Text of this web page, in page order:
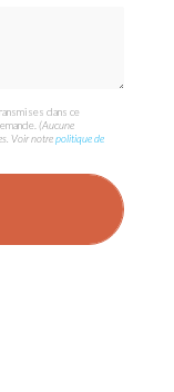
dans ce
(Aucune
Voir notrepolitique de